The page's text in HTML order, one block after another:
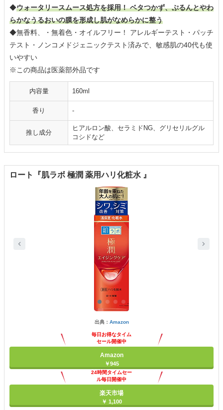
◆ウォータリースムース処方を採用！ ベタつかず、ぷるんとやわ
らかなうるおいの膜を形成し肌がなめらかに整う
◆無香料、・無着色・オイルフリー！ アレルギーテスト・パッチ
テスト・ノンコメドジェニックテスト済みで、敏感肌の40代も使
いやすい
※この商品は医薬部外品です
内容量 160ml
香り -
推し成分
ヒアルロン酸、セラミドNG、グリセリルグル
コシドなど
ロート『肌ラボ 極潤 薬用ハリ化粧水 』
出典： Amazon
毎日お得なタイム
セール開催中
Amazon
￥945
24時間タイムセー
ル毎日開催中
楽天市場
￥ 1,100